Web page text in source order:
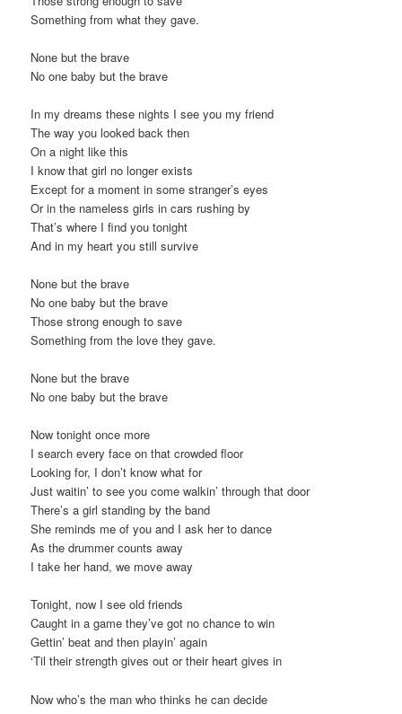
Something from what they gave.
None but the brave
No one baby but the brave
In my dreams these nights I see you my friend
The way you looked back then
On a night like this
I know that girl no longer exists
Except for a moment in some stranger’s eyes
Or in the nameless girls in cars rushing by
That’s where I find you tonight
And in my heart you still survive
None but the brave
No one baby but the brave
Those strong enough to save
Something from the love they gave.
None but the brave
No one baby but the brave
Now tonight once more
I search every face on that crowded floor
Looking for, I don’t know what for
Just waitin’ to see you come walkin’ through that door
There’s a girl standing by the band
She reminds me of you and I ask her to dance
As the drummer counts away
I take her hand, we move away
Tonight, now I see old friends
Caught in a game they’ve got no chance to win
Gettin’ beat and then playin’ again
‘Til their strength gives out or their heart gives in
Now who’s the man who thinks he can decide